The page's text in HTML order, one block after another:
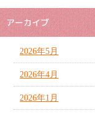
アーカイブ
2026年5月
2026年4月
2026年1月